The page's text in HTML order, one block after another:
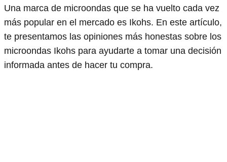
Una marca de microondas que se ha vuelto cada vez
más popular en el mercado es Ikohs. En este artículo,
te presentamos las opiniones más honestas sobre los
microondas Ikohs para ayudarte a tomar una decisión
informada antes de hacer tu compra.